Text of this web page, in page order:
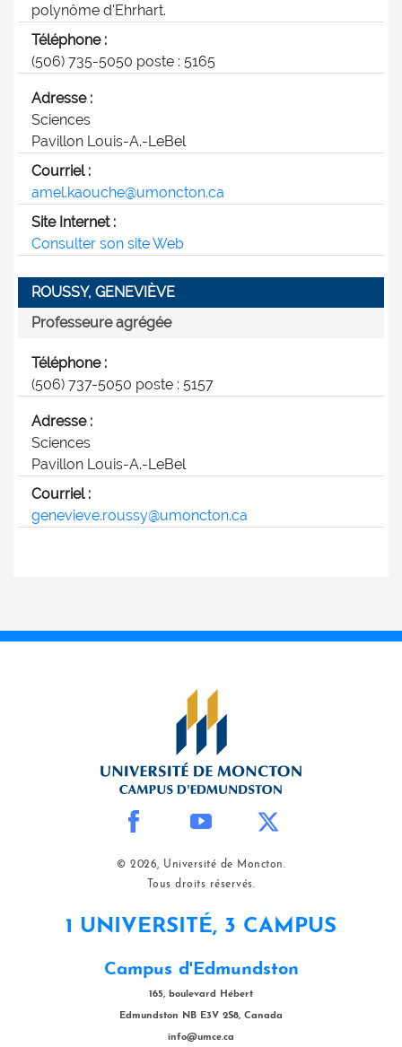
polynôme d'Ehrhart.
Téléphone :
(506) 735-5050 poste : 5165
Adresse :
Sciences
Pavillon Louis-A.-LeBel
Courriel :
amel.kaouche@umoncton.ca
Site Internet :
Consulter son site Web
ROUSSY, GENEVIÈVE
Professeure agrégée
Téléphone :
(506) 737-5050 poste : 5157
Adresse :
Sciences
Pavillon Louis-A.-LeBel
Courriel :
genevieve.roussy@umoncton.ca
© 2026, Université de Moncton.
Tous droits réservés.
1 UNIVERSITÉ, 3 CAMPUS
Campus d'Edmundston
165, boulevard Hébert
Edmundston NB E3V 2S8, Canada
info@umce.ca